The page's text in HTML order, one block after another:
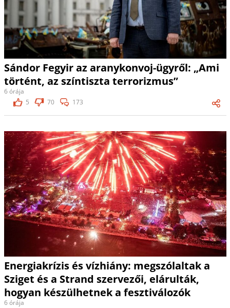
Sándor Fegyir az aranykonvoj-ügyről: „Ami
történt, az színtiszta terrorizmus”
6 órája
5
70 173
Energiakrízis és vízhiány: megszólaltak a
Sziget és a Strand szervezői, elárulták,
hogyan készülhetnek a fesztiválozók
6 órája